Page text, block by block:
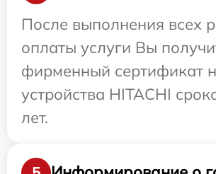
После выполнения всех
оплаты услуги Вы
фирменный сертификат
устройства HITACHI
лет.